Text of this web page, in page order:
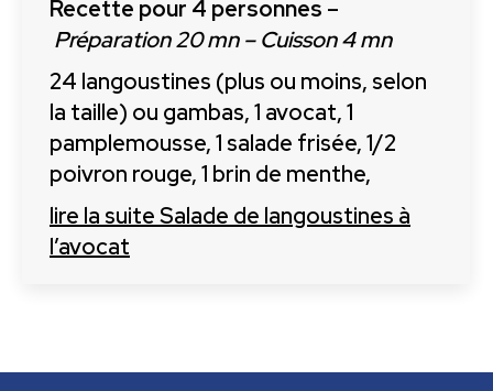
Recette pour 4 personnes –
Préparation 20 mn – Cuisson 4 mn
24 langoustines (plus ou moins, selon
la taille) ou gambas, 1 avocat, 1
pamplemousse, 1 salade frisée, 1/2
poivron rouge, 1 brin de menthe,
lire la suiteSalade de langoustines à
l’avocat